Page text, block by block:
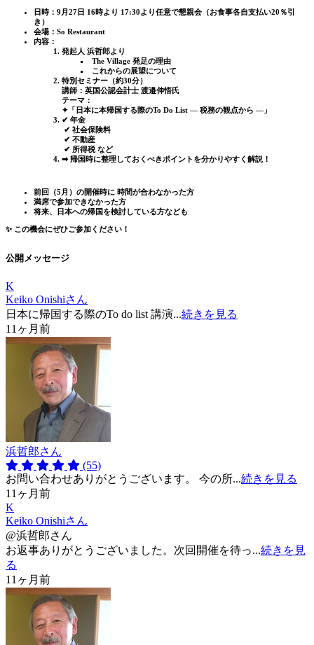
日時 ：9月27日 16時より 17:30より任意で懇親会（お食事各自支払い20％引
き）
会場 ：So Restaurant
内容 ：
発起人 浜哲郎より
The Village 発足の理由
これからの展望について
特別セミナー（約30分）
講師：英国公認会計士 渡邉伸悟氏
テーマ ：
✦「日本に本帰国する際のTo Do List ― 税務の観点から ―」
✔ 年金
✔ 社会保険料
✔ 不動産
✔ 所得税 など
➡ 帰国時に整理しておくべきポイントを分かりやすく解説！
前回（5月）の開催時に 時間が合わなかった方
満席で参加できなかった方
将来、日本への帰国を検討している方なども
✨ この機会にぜひご参加ください！
公開メッセージ
K
Keiko Onishiさん
日本に帰国する際のTo do list 講演...続きを見る
11ヶ月前
浜哲郎さん
(55)
お問い合わせありがとうございます。 今の所...続きを見る
11ヶ月前
K
Keiko Onishiさん
@浜哲郎さん
お返事ありがとうございました。次回開催を待っ...続きを見
る
11ヶ月前